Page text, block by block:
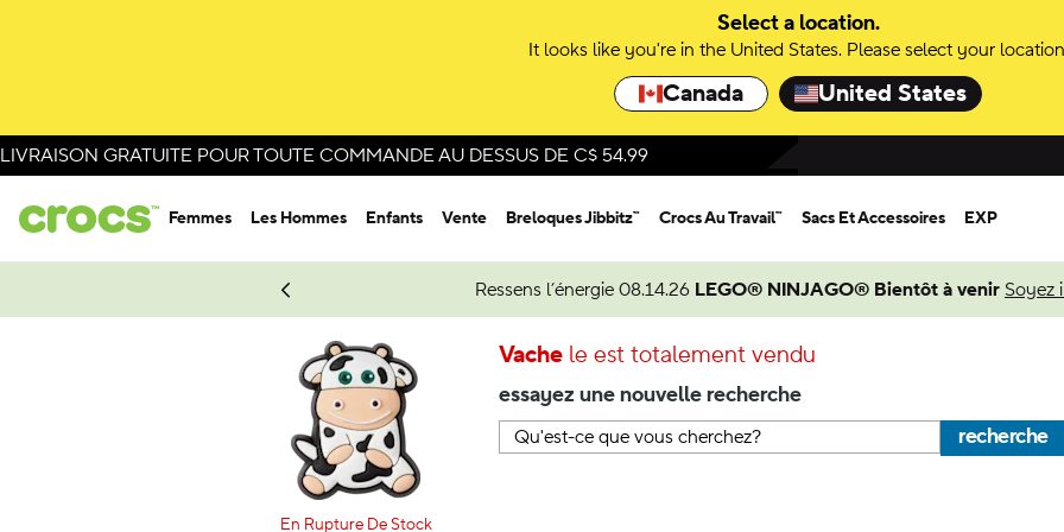
Select a location.
It looks like you're in the United States. Please select your
Canada United States
LIVRAISON GRATUITE POUR TOUTE COMMANDE AU DESSUS DE C$ 54.99
Femmes Les Hommes Enfants Vente Breloques Jibbitz™ Crocs Au Travail™ Sacs Et Accessoires EXP
Ressens l’énergie 08.14.26 LEGO® NINJAGO® Bientôt à venir Soyez
Magasinez Spider-Man
Vachele est totalement vendu
En Rupture De Stock
essayez une nouvelle recherche
recherche